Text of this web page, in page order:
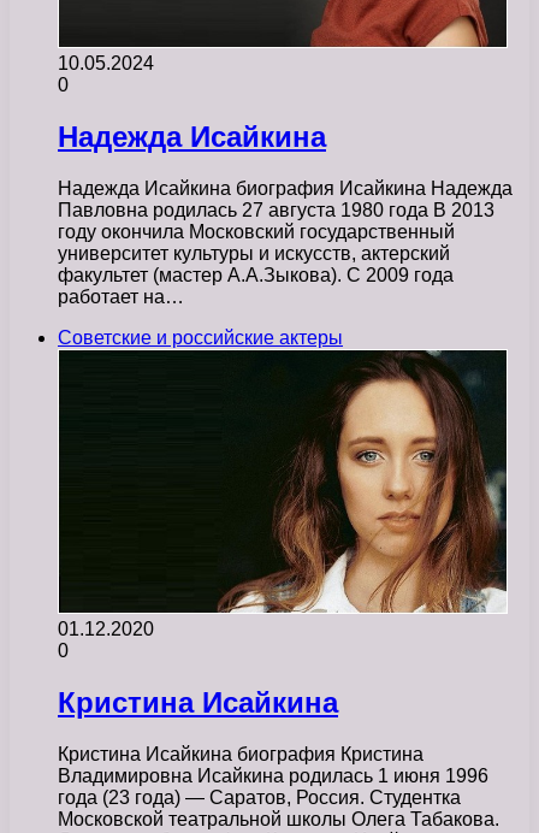
10.05.2024
0
Надежда Исайкина
Надежда Исайкина биография Исайкина Надежда
Павловна родилась 27 августа 1980 года В 2013
году окончила Московский государственный
университет культуры и искусств, актерский
факультет (мастер А.А.Зыкова). С 2009 года
работает на…
Советские и российские актеры
01.12.2020
0
Кристина Исайкина
Кристина Исайкина биография Кристина
Владимировна Исайкина родилась 1 июня 1996
года (23 года) — Саратов, Россия. Студентка
Московской театральной школы Олега Табакова.